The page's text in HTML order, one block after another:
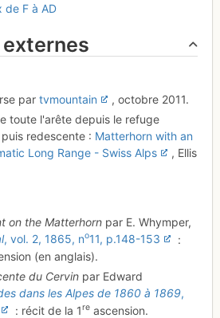
de F à AD
par tvmountain
, octobre 2011.
toute l'arête depuis le refuge
redescente : Matterhorn with an
Long Range - Swiss Alps
, Ellis
on the Matterhorn par E. Whymper,
, vol. 2, 1865, no11, p.148-153
:
(en anglais).
du Cervin par Edward
dans les Alpes de 1860 à 1869,
: récit de la 1re ascension.